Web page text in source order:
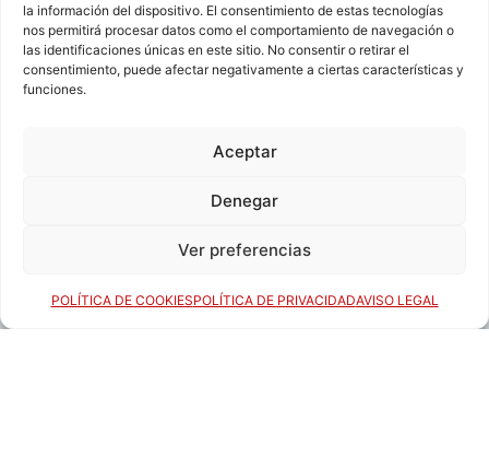
la información del dispositivo. El consentimiento de estas tecnologías
nos permitirá procesar datos como el comportamiento de navegación o
las identificaciones únicas en este sitio. No consentir o retirar el
consentimiento, puede afectar negativamente a ciertas características y
funciones.
Aceptar
Denegar
Ver preferencias
POLÍTICA DE COOKIESPOLÍTICA DE PRIVACIDADAVISO LEGAL